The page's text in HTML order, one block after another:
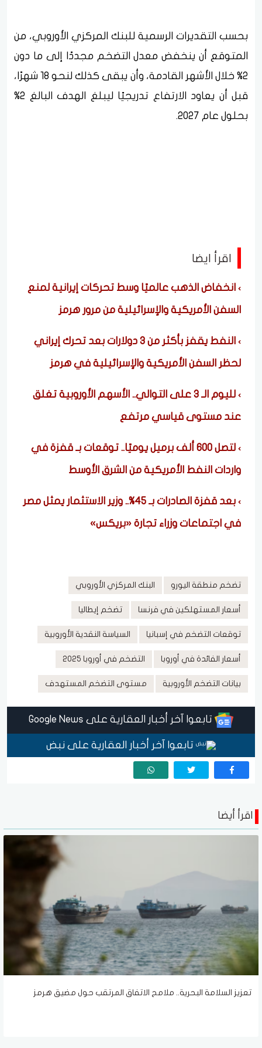
بحسب التقديرات الرسمية للبنك المركزي الأوروبي، من
المتوقع أن ينخفض معدل التضخم مجددًا إلى ما دون
2% خلال الأشهر القادمة، وأن يبقى كذلك لنحو 18 شهرًا،
قبل أن يعاود الارتفاع تدريجيًا ليبلغ الهدف البالغ 2%
بحلول عام 2027.
اقرأ ايضا
انخفاض الذهب عالميًا وسط تحركات إيرانية لمنع
السفن الأمريكية والإسرائيلية من مرور هرمز
النفط يقفز بأكثر من 3 دولارات بعد تحرك إيراني
لحظر السفن الأمريكية والإسرائيلية في هرمز
لليوم الـ 3 على التوالي.. الأسهم الأوروبية تغلق
عند مستوى قياسي مرتفع
لتصل 600 ألف برميل يوميًا.. توقعات بـ قفزة في
واردات النفط الأمريكية من الشرق الأوسط
بعد قفزة الصادرات بـ 45%.. وزير الاستثمار يمثل مصر
في اجتماعات وزراء تجارة «بريكس»
تضخم منطقة اليورو البنك المركزي الأوروبي
أسعار المستهلكين في فرنسا تضخم إيطاليا
توقعات التضخم في إسبانيا السياسة النقدية الأوروبية
أسعار الفائدة في أوروبا التضخم في أوروبا 2025
بيانات التضخم الأوروبية مستوى التضخم المستهدف
تابعوا آخر أخبار العقارية على Google News
تابعوا آخر أخبار العقارية على نبض
اقرأ أيضا
تعزيز السلامة البحرية.. ملامح الاتفاق المرتقب حول مضيق هرمز